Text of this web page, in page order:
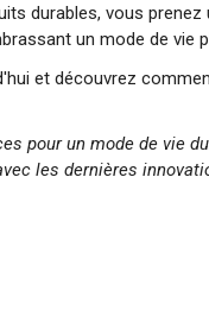
durables, vous
un mode de vie
et découvrez
pour un mode de vie
les dernières